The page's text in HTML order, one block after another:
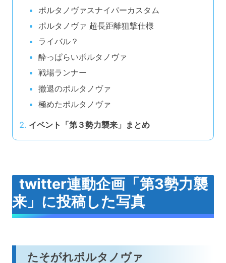
ポルタノヴァスナイパーカスタム
ポルタノヴァ 超長距離狙撃仕様
ライバル？
酔っぱらいポルタノヴァ
戦場ランナー
撤退のポルタノヴァ
極めたポルタノヴァ
イベント「第３勢力襲来」まとめ
twitter連動企画「第3勢力襲
来」に投稿した写真
たそがれポルタノヴァ